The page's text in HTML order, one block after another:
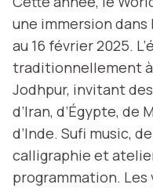
une immersion
au 16 février 2025.
traditionnellement à
Jodhpur, invitant
d’Iran, d’Égypte, de
d’Inde. Sufi music,
calligraphie et
programmation.